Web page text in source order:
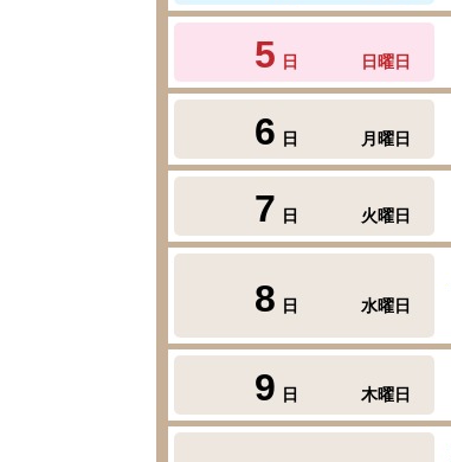
5 日 日曜日
6 日 月曜日
7 日 火曜日
8 日 水曜日
9 日 木曜日